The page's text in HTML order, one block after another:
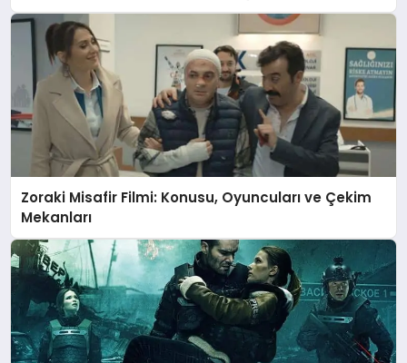
Zoraki Misafir Filmi: Konusu, Oyuncuları ve Çekim
Mekanları